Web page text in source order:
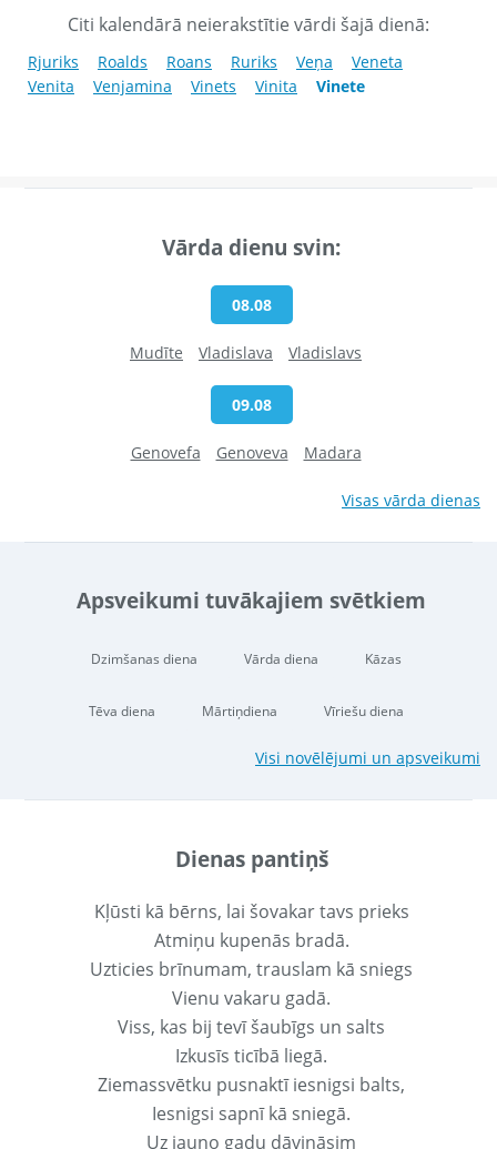
Citi kalendārā neierakstītie vārdi šajā dienā:
Rjuriks Roalds Roans Ruriks Veņa
Veneta
Venita
Venjamina Vinets Vinita Vinete
Vārda dienu svin:
08.08
Mudīte Vladislava Vladislavs
09.08
Genovefa Genoveva Madara
Visas vārda dienas
Apsveikumi tuvākajiem svētkiem
Dzimšanas diena Vārda diena Kāzas
Tēva diena Mārtiņdiena Vīriešu diena
Visi novēlējumi un apsveikumi
Dienas pantiņš
Kļūsti kā bērns, lai šovakar tavs prieks
Atmiņu kupenās bradā.
Uzticies brīnumam, trauslam kā sniegs
Vienu vakaru gadā.
Viss, kas bij tevī šaubīgs un salts
Izkusīs ticībā liegā.
Ziemassvētku pusnaktī iesnigsi balts,
Iesnigsi sapnī kā sniegā.
Uz jauno gadu dāvināsim